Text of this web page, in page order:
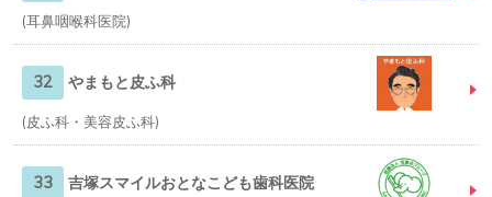
耳鼻咽喉科医院
32 やまもと皮ふ科
皮ふ科・美容皮ふ科
33 吉塚スマイルおとなこども歯科医院